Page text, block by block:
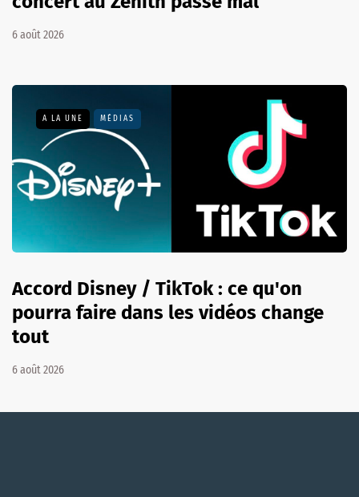
6 août 2026
A LA UNE MÉDIAS
Accord Disney / TikTok : ce qu'on
pourra faire dans les vidéos change
tout
6 août 2026